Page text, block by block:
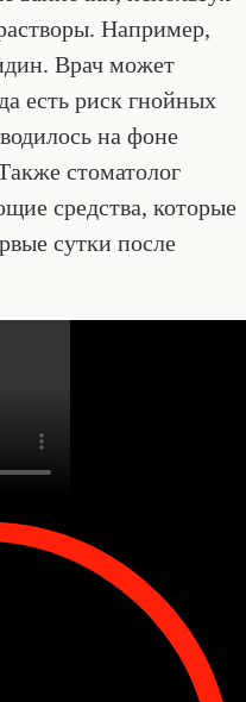
Например,
Врач может
есть риск гнойных
на фоне
стоматолог
средства, которые
сутки после